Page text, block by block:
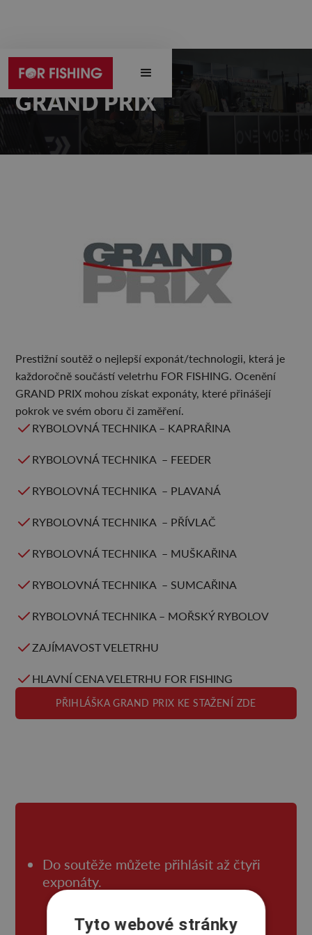
GRAND PRIX
Prestižní soutěž o nejlepší exponát/technologii, která je
každoročně součástí veletrhu FOR FISHING. Ocenění
GRAND PRIX mohou získat exponáty, které přinášejí
pokrok ve svém oboru či zaměření.
RYBOLOVNÁ TECHNIKA – KAPRAŘINA
RYBOLOVNÁ TECHNIKA – FEEDER
RYBOLOVNÁ TECHNIKA – PLAVANÁ
RYBOLOVNÁ TECHNIKA – PŘÍVLAČ
RYBOLOVNÁ TECHNIKA – MUŠKAŘINA
RYBOLOVNÁ TECHNIKA – SUMCAŘINA
RYBOLOVNÁ TECHNIKA – MOŘSKÝ RYBOLOV
ZAJÍMAVOST VELETRHU
HLAVNÍ CENA VELETRHU FOR FISHING
PŘIHLÁŠKA GRAND PRIX KE STAŽENÍ ZDE
Do soutěže můžete přihlásit až čtyři
exponáty.
Tyto webové stránky